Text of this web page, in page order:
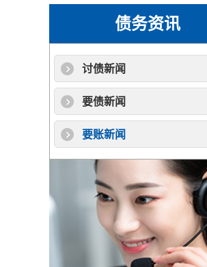
债务资讯
讨债新闻
要债新闻
要账新闻